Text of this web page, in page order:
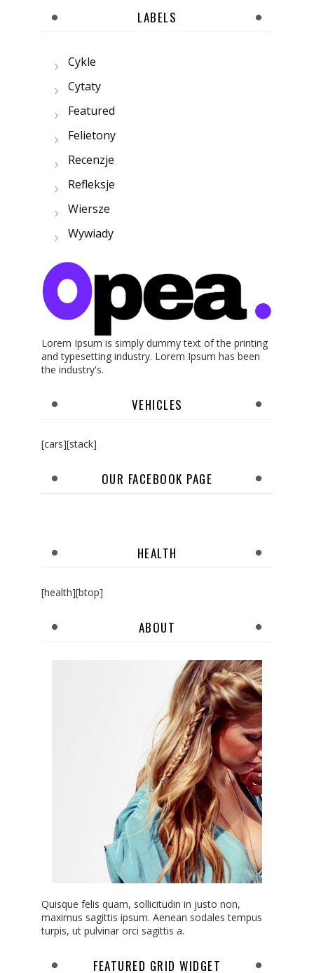
LABELS
Cykle
Cytaty
Featured
Felietony
Recenzje
Refleksje
Wiersze
Wywiady
Lorem Ipsum is simply dummy text of the printing
and typesetting industry. Lorem Ipsum has been
the industry's.
VEHICLES
[cars][stack]
OUR FACEBOOK PAGE
HEALTH
[health][btop]
ABOUT
Quisque felis quam, sollicitudin in justo non,
maximus sagittis ipsum. Aenean sodales tempus
turpis, ut pulvinar orci sagittis a.
FEATURED GRID WIDGET